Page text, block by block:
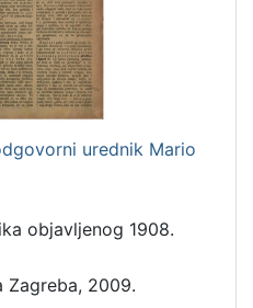
urednik Mario
objavljenog 1908.
Zagreba, 2009.